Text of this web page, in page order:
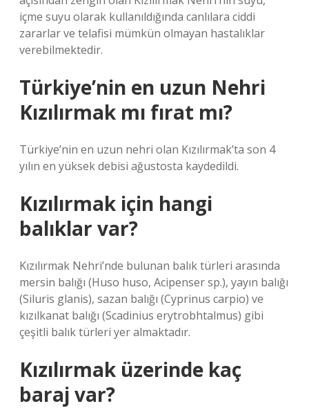
içme suyu olarak kullanıldığında canlılara ciddi
zararlar ve telafisi mümkün olmayan hastalıklar
verebilmektedir.
Türkiye’nin en uzun Nehri
Kızılırmak mı fırat mı?
Türkiye’nin en uzun nehri olan Kızılırmak’ta son 4
yılın en yüksek debisi ağustosta kaydedildi.
Kızılırmak için hangi
balıklar var?
Kızılırmak Nehri’nde bulunan balık türleri arasında
mersin balığı (Huso huso, Acipenser sp.), yayın balığı
(Siluris glanis), sazan balığı (Cyprinus carpio) ve
kızılkanat balığı (Scadinius erytrobhtalmus) gibi
çeşitli balık türleri yer almaktadır.
Kızılırmak üzerinde kaç
baraj var?